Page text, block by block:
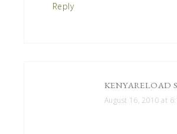
Reply
KENYARELOAD
August 16, 2010 at